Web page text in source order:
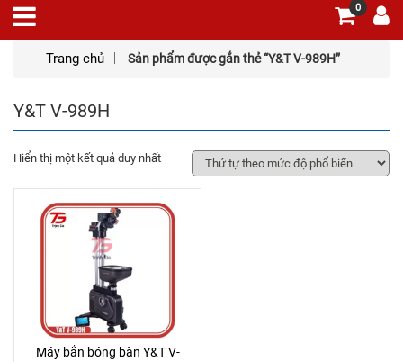
0
Trang chủ Sản phẩm được gắn thẻ “Y&T V-989H”
Y&T V-989H
Hiển thị một kết quả duy nhất
Máy bắn bóng bàn Y&T V-